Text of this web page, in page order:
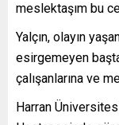
meslektaşım bu
Yalçın, olayın
esirgemeyen
çalışanlarına ve
Harran